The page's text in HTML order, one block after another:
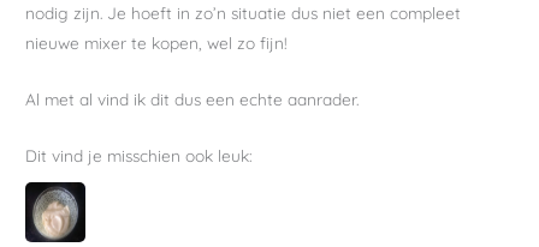
nodig zijn. Je hoeft in zo’n situatie dus niet een compleet
nieuwe mixer te kopen, wel zo fijn!
Al met al vind ik dit dus een echte aanrader.
Dit vind je misschien ook leuk: